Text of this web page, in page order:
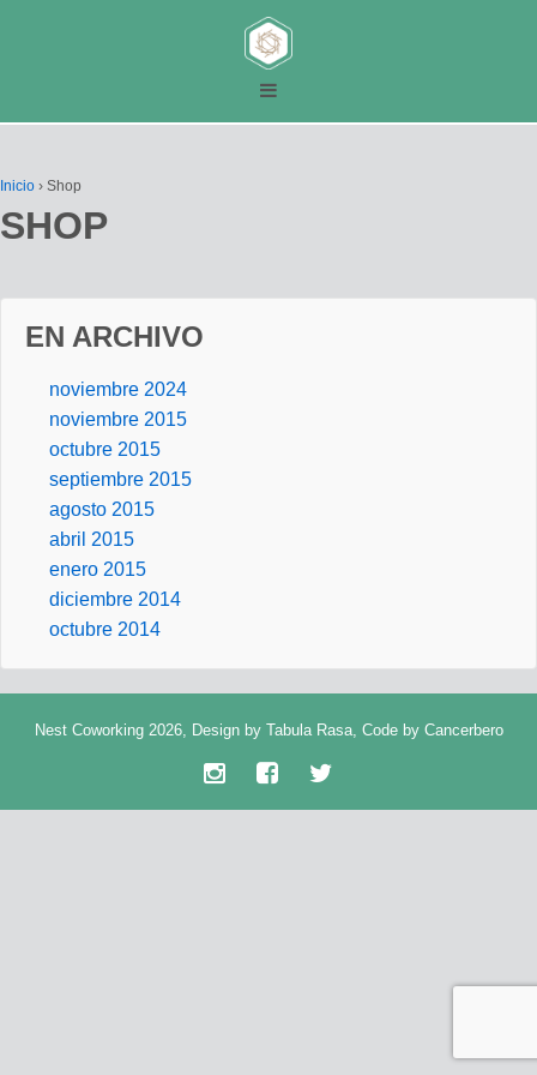
Inicio › Shop
SHOP
EN ARCHIVO
noviembre 2024
noviembre 2015
octubre 2015
septiembre 2015
agosto 2015
abril 2015
enero 2015
diciembre 2014
octubre 2014
Nest Coworking 2026, Design by Tabula Rasa, Code by Cancerbero